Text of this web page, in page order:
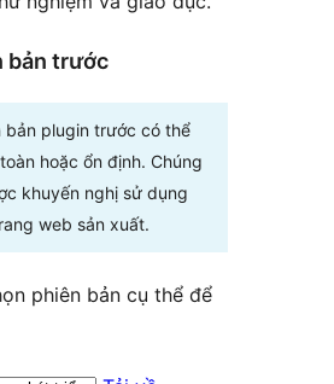
bản trước
bản plugin trước có thể
hoặc ổn định. Chúng
khuyến nghị sử dụng
web sản xuất.
phiên bản cụ thể để